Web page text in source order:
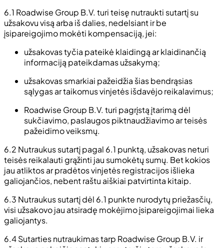
6.1 Roadwise Group B.V. turi teisę nutraukti sutartį su
užsakovu visą arba iš dalies, nedelsiant ir be
įsipareigojimo mokėti kompensaciją, jei:
užsakovas tyčia pateikė klaidingą ar klaidinančią
informaciją pateikdamas užsakymą;
užsakovas smarkiai pažeidžia šias bendrąsias
sąlygas ar taikomus vinjetės išdavėjo reikalavimus;
Roadwise Group B.V. turi pagrįstą įtarimą dėl
sukčiavimo, paslaugos piktnaudžiavimo ar teisės
pažeidimo veiksmų.
6.2 Nutraukus sutartį pagal 6.1 punktą, užsakovas neturi
teisės reikalauti grąžinti jau sumokėtų sumų. Bet kokios
jau atliktos ar pradėtos vinjetės registracijos išlieka
galiojančios, nebent raštu aiškiai patvirtinta kitaip.
6.3 Nutraukus sutartį dėl 6.1 punkte nurodytų priežasčių,
visi užsakovo jau atsiradę mokėjimo įsipareigojimai lieka
galiojantys.
6.4 Sutarties nutraukimas tarp Roadwise Group B.V. ir